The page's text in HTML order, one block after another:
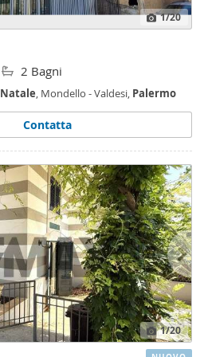
1/20
2 Bagni
Natale, Mondello - Valdesi, Palermo
Contatta
1/20